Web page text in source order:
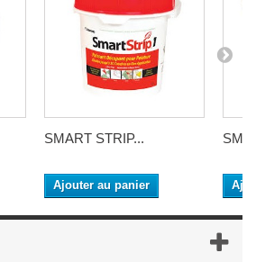
SMART STRIP...
Ajouter au panier